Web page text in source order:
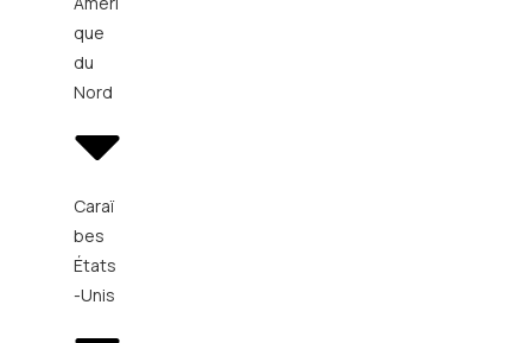
que
du
Nord
Caraï
bes
États
-Unis